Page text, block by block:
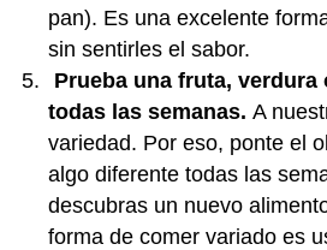
pan). Es una excelente
sin sentirles el sabor.
Prueba una fruta, verdura
todas las semanas. A
variedad. Por eso, ponte el
algo diferente todas las
descubras un nuevo
forma de comer variado es